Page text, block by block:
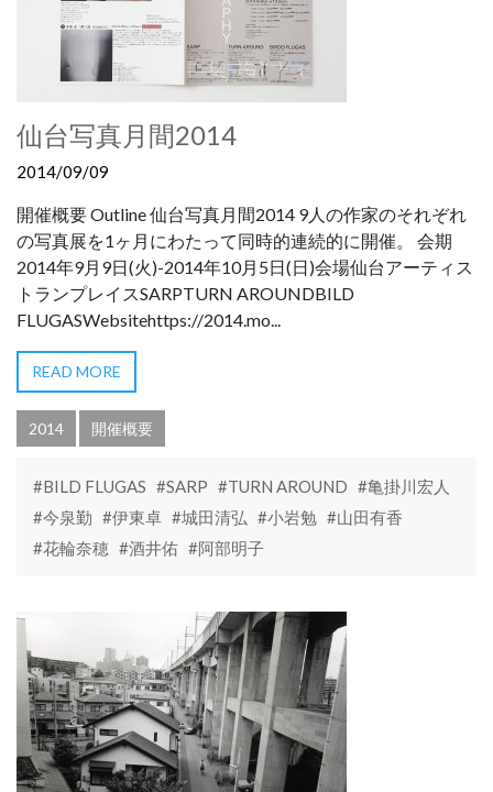
仙台写真月間2014
2014/09/09
開催概要 Outline 仙台写真月間2014 9人の作家のそれぞれ
の写真展を1ヶ月にわたって同時的連続的に開催。 会期
2014年9月9日(火)-2014年10月5日(日)会場仙台アーティス
トランプレイスSARPTURN AROUNDBILD
FLUGASWebsitehttps://2014.mo...
READ MORE
2014 開催概要
#BILD FLUGAS #SARP #TURN AROUND #亀掛川宏人
#今泉勤 #伊東卓 #城田清弘 #小岩勉 #山田有香
#花輪奈穂 #酒井佑 #阿部明子